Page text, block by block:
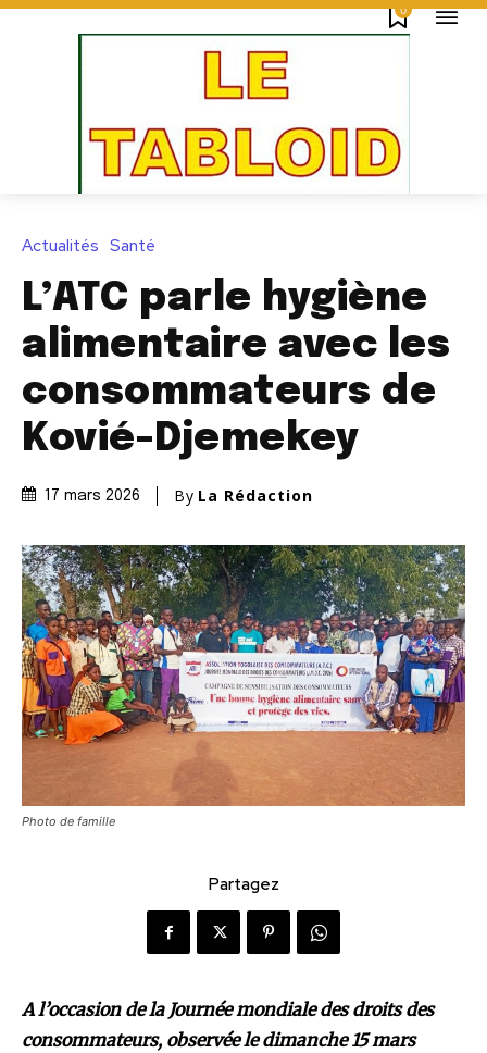
0
Actualités Santé
L’ATC parle hygiène
alimentaire avec les
consommateurs de
Kovié-Djemekey
17 mars 2026 By La Rédaction
Photo de famille
Partagez
A l’occasion de la Journée mondiale des droits des
consommateurs, observée le dimanche 15 mars